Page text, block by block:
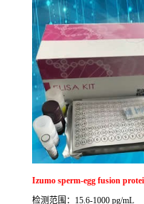
Izumo sperm-egg fusion
检测范围： 15.6-1000 pg/mL